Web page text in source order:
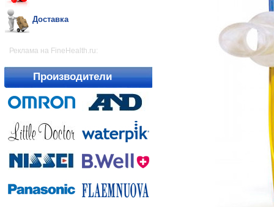
Доставка
Реклама на FineHealth.ru:
Производители